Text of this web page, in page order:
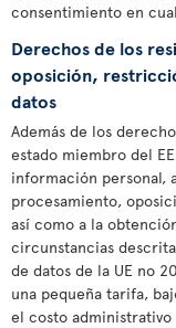
consentimiento en
Derechos de los
oposición,
datos
Además de los
estado miembro del
información personal,
procesamiento,
así como a la
circunstancias
de datos de la UE no
una pequeña tarifa,
el costo